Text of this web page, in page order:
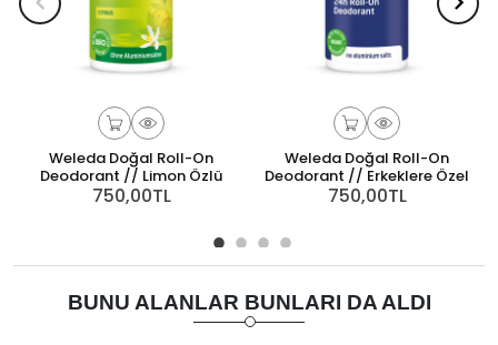
Weleda Doğal Roll-On
Deodorant // Limon Özlü
750,00TL
Weleda Doğal Roll-On
Deodorant // Erkeklere Özel
750,00TL
BUNU ALANLAR BUNLARI DA ALDI